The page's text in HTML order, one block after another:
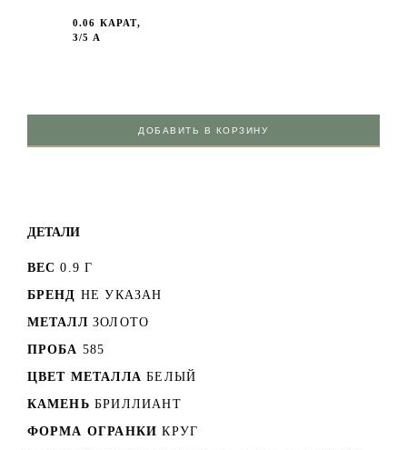
0.06 КАРАТ,
3/5 А
ДОБАВИТЬ В КОРЗИНУ
ДЕТАЛИ
ВЕС 0.9 Г
БРЕНД НЕ УКАЗАН
МЕТАЛЛ ЗОЛОТО
ПРОБА 585
ЦВЕТ МЕТАЛЛА БЕЛЫЙ
КАМЕНЬ БРИЛЛИАНТ
ФОРМА ОГРАНКИ КРУГ